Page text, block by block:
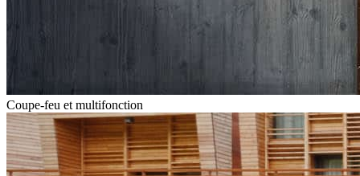
Coupe-feu et multifonction